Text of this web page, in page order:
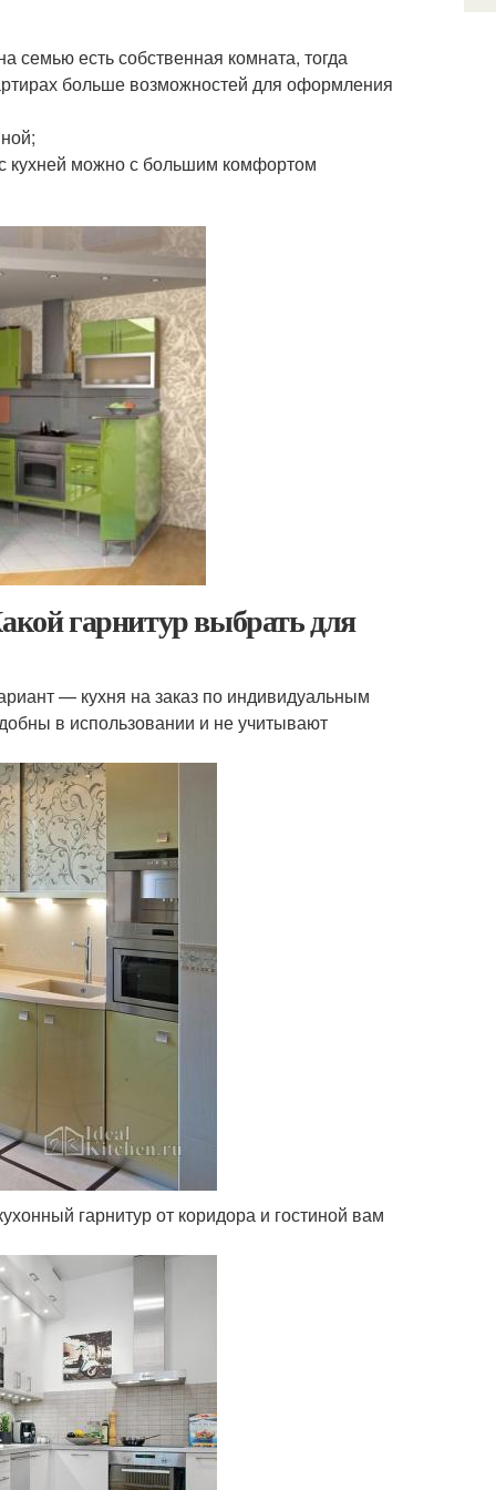
семью есть собственная комната, тогда
больше возможностей для оформления
кухней можно с большим комфортом
гарнитур выбрать для
— кухня на заказ по индивидуальным
в использовании и не учитывают
гарнитур от коридора и гостиной вам